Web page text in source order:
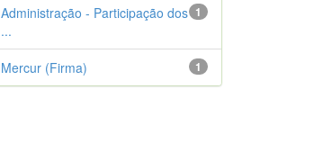
1
Administração - Participação dos
...
1
Mercur (Firma)